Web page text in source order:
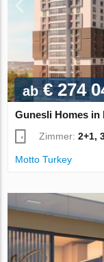
ab€ 274
Gunesli Homes in
Zimmer:2+1,
Motto Turkey